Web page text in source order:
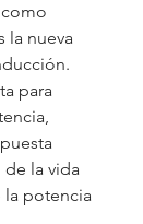
la nueva
para
de la vida
la potencia